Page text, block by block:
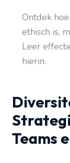
Ontdek
ethisch is,
Leer
hierin.
Teams